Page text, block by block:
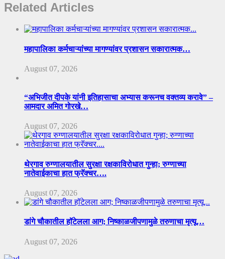
Related Articles
महापालिका कर्मचाऱ्यांच्या मागण्यांवर प्रशासन सकारात्मक…
August 07, 2026
“अभिजीत दीपके यांनी इतिहासाचा अभ्यास करूनच वक्तव्य करावे” –
आमदार अमित गोरखे…
August 07, 2026
थेरगाव रुग्णालयातील सुरक्षा रक्षकाविरोधात गुन्हा; रुग्णाच्या
नातेवाईकाचा हात फ्रॅक्चर….
August 07, 2026
डांगे चौकातील हॉटेलला आग; निष्काळजीपणामुळे तरुणाचा मृत्यू…
August 07, 2026